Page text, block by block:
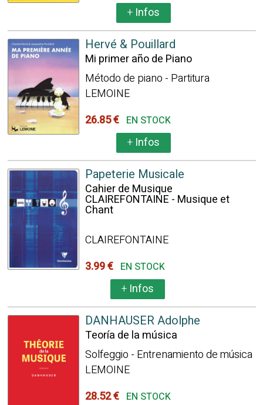
+Infos
Hervé & Pouillard
Mi primer año de Piano
Método de piano - Partitura
LEMOINE
26.85 € EN STOCK
+Infos
Papeterie Musicale
Cahier de Musique
CLAIREFONTAINE - Musique et
Chant
CLAIREFONTAINE
3.99 € EN STOCK
+Infos
DANHAUSER Adolphe
Teoría de la música
Solfeggio - Entrenamiento de música
LEMOINE
28.52 € EN STOCK